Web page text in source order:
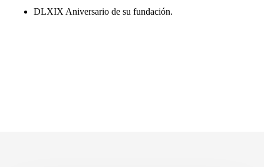
DLXIX Aniversario de su fundación.